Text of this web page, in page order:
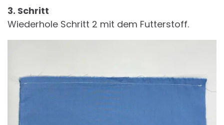
3. Schritt
Wiederhole Schritt 2 mit dem Futterstoff.